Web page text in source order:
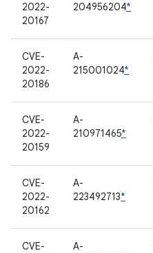
2022-
20167
204956204*
CVE-
2022-
20186
A-
215001024*
CVE-
2022-
20159
A-
210971465*
CVE-
2022-
20162
A-
223492713*
CVE-
A-